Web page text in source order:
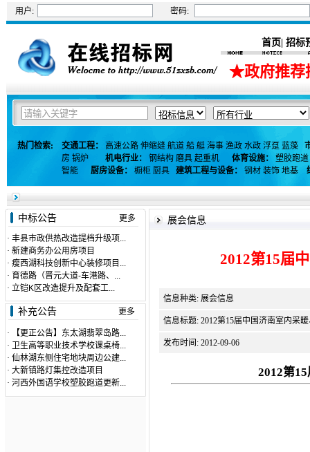
用户: 密码:
首页 招标
★政府推荐
热门检索: 交通工程： 高速公路 伸缩缝 航道 船 艇 海事 渔政 水政 浮趸 蓝藻
房 锅炉 机电行业： 钢结构 磨具 起重机 体育设施：
塑胶跑道
智能
厨房设备： 橱柜 厨具 建筑工程与设备： 钢材 装饰 地基
中标公告 更多
· 丰县市政供热改造提档升级项...
· 新建商务办公用房项目
· 瘦西湖科技创新中心装修项目...
· 育德路（晋元大道-车港路、...
· 立铠K区改造提升及配套工...
补充公告 更多
·
【更正公告】东太湖翡翠岛路...
·
卫生高等职业技术学校课桌椅...
· 仙林湖东侧住宅地块周边公建...
· 大新镇路灯集控改造项目
· 河西外国语学校塑胶跑道更新...
展会信息
2012第15届
信息种类: 展会信息
信息标题: 2012第15届中国济南室内采
发布时间: 2012-09-06
2012第